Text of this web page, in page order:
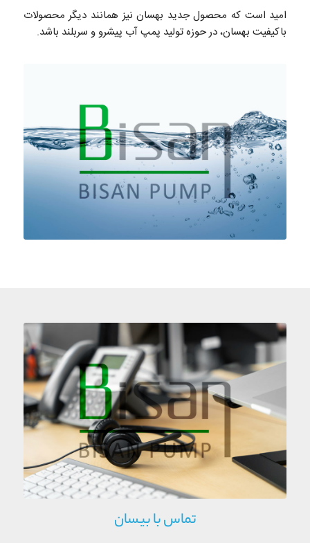
امید است که محصول جدید بهسان نیز همانند دیگر محصولات
باکیفیت بهسان، در حوزه تولید پمپ آب پیشرو و سربلند باشد.
تماس با بیسان